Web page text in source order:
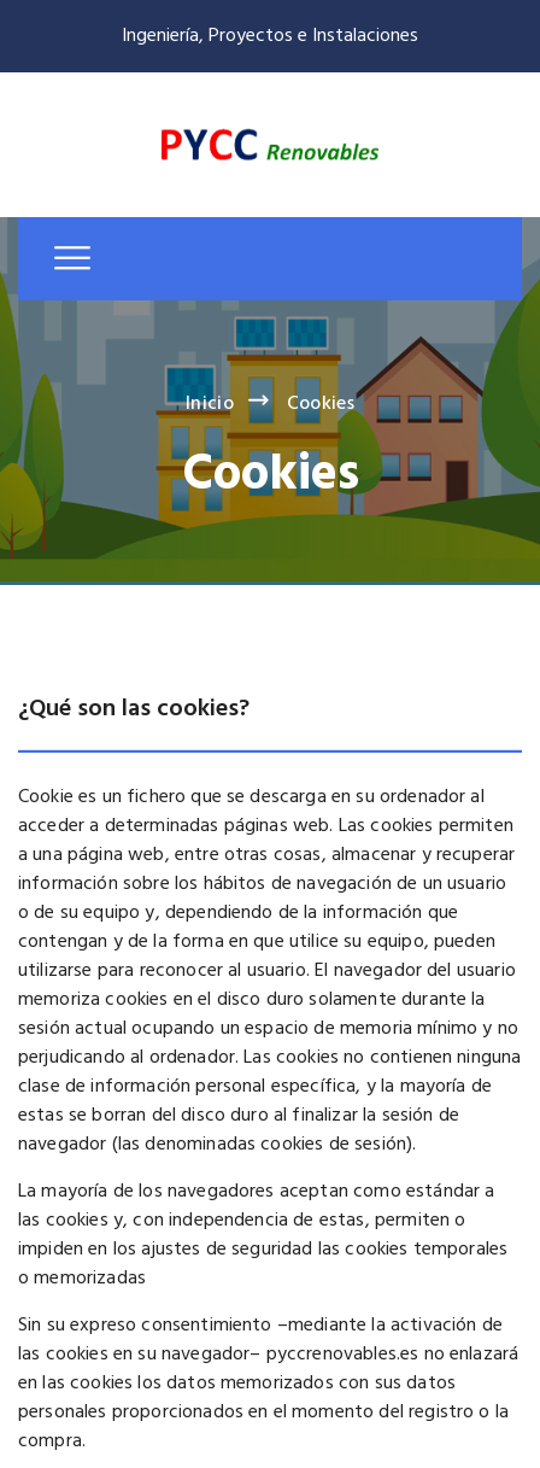
Ingeniería, Proyectos e Instalaciones
Inicio Cookies
Cookies
¿Qué son las cookies?
Cookie es un fichero que se descarga en su ordenador al
acceder a determinadas páginas web. Las cookies permiten
a una página web, entre otras cosas, almacenar y recuperar
información sobre los hábitos de navegación de un usuario
o de su equipo y, dependiendo de la información que
contengan y de la forma en que utilice su equipo, pueden
utilizarse para reconocer al usuario. El navegador del usuario
memoriza cookies en el disco duro solamente durante la
sesión actual ocupando un espacio de memoria mínimo y no
perjudicando al ordenador. Las cookies no contienen ninguna
clase de información personal específica, y la mayoría de
estas se borran del disco duro al finalizar la sesión de
navegador (las denominadas cookies de sesión).
La mayoría de los navegadores aceptan como estándar a
las cookies y, con independencia de estas, permiten o
impiden en los ajustes de seguridad las cookies temporales
o memorizadas
Sin su expreso consentimiento –mediante la activación de
las cookies en su navegador– pyccrenovables.es no enlazará
en las cookies los datos memorizados con sus datos
personales proporcionados en el momento del registro o la
compra.